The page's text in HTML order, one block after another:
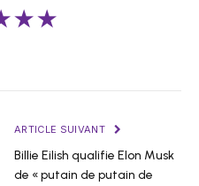
ARTICLE SUIVANT
Billie Eilish qualifie Elon Musk
de « putain de putain de